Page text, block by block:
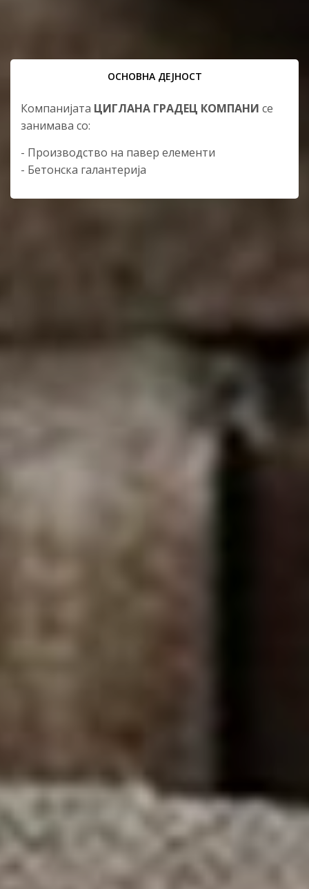
ОСНОВНА ДЕЈНОСТ
Компанијата ЦИГЛАНА ГРАДЕЦ КОМПАНИ се
занимава со:
- Производство на павер елементи
- Бетонска галантерија